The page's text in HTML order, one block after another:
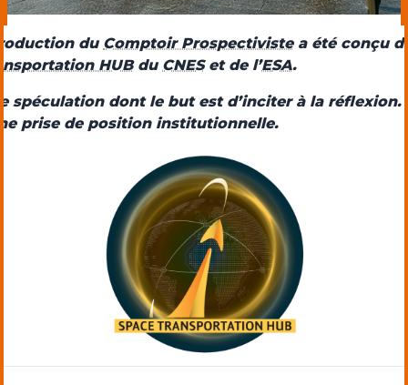
du Comptoir Prospectivistea été conçu
HUBdu CNESet de l’ESA.
spéculation dont le but est d’inciter à la réflexion.
prise de position institutionnelle.